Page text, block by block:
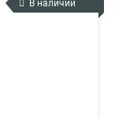
В наличии